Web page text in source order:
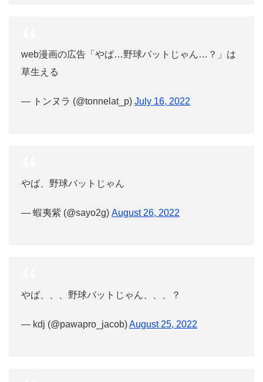
web漫画の広告「やば…野球バットじゃん…？」は
草生える
— トンヌラ (@tonnelat_p) July 16, 2022
やば、野球バットじゃん
— 蝦夷紫 (@sayo2g) August 26, 2022
やば、、、野球バットじゃん、、、？
— kdj (@pawapro_jacob)August 25, 2022